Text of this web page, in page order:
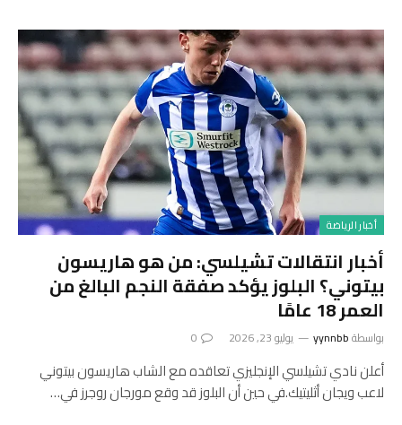
أخبار الرياضة
أخبار انتقالات تشيلسي: من هو هاريسون
بيتوني؟ البلوز يؤكد صفقة النجم البالغ من
العمر 18 عامًا
بواسطةyynnbb يوليو 23, 2026 0
أعلن نادي تشيلسي الإنجليزي تعاقده مع الشاب هاريسون بيتوني
لاعب ويجان أثليتيك.في حين أن البلوز قد وقع مورجان روجرز في…